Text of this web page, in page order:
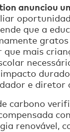
anunciou
que a
mais
e diretor
carbono
renovável,